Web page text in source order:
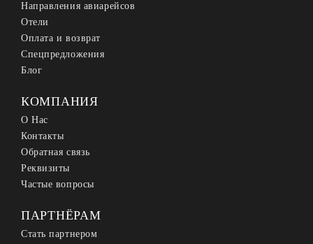
Направления авиарейсов
Отели
Оплата и возврат
Спецпредложения
Блог
КОМПАНИЯ
О Нас
Контакты
Обратная связь
Реквизиты
Частые вопросы
ПАРТНЁРАМ
Стать партнером